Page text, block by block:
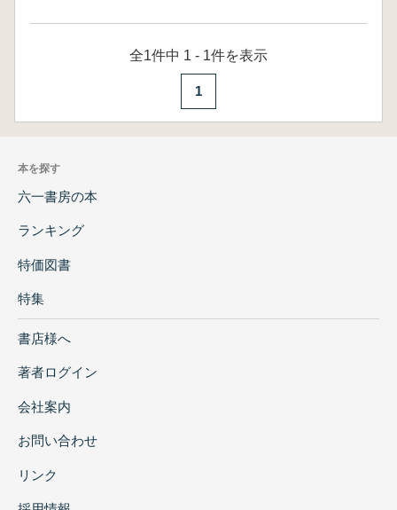
全1件中 1 - 1件を表示
1
本を探す
六一書房の本
ランキング
特価図書
特集
書店様へ
著者ログイン
会社案内
お問い合わせ
リンク